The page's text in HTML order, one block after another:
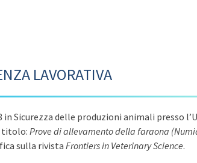
LAVORATIVA
Sicurezza delle produzioni animali presso
titolo: Prove di allevamento della faraona
sulla rivistaFrontiers in Veterinary Science.